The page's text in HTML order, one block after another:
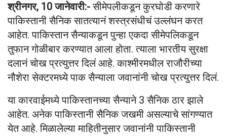
श्रीनगर, 10 जानेवारी:-सीमेपलीकडून कुरघोडी करणारे
पाकिस्तानी सैनिक सातत्यानं शस्त्रसंधीचं उल्लंघन करत
आहेत. पाकिस्तान सैन्याकडून पुन्हा एकदा सीमेपलिकडून
तुफान गोळीबार करण्यात आला होता. त्याला भारतीय सुरक्षा
दलानं चोख प्रत्युत्तर दिलं आहे. काश्मीरमधील राजौरीच्या
नौशेरा सेक्टरमध्ये पाक सैन्याला जवानांनी चोख प्रत्युत्तर दिलं.
या कारवाईमध्ये पाकिस्तानच्या सैन्याने 3 सैनिक ठार झाले
आहेत. अनेक पाकिस्तानी सैनिक जखमी असल्याचे सांगण्यात
येत आहे. मिळालेल्या माहितीनुसार जवानांनी पाकिस्तानी